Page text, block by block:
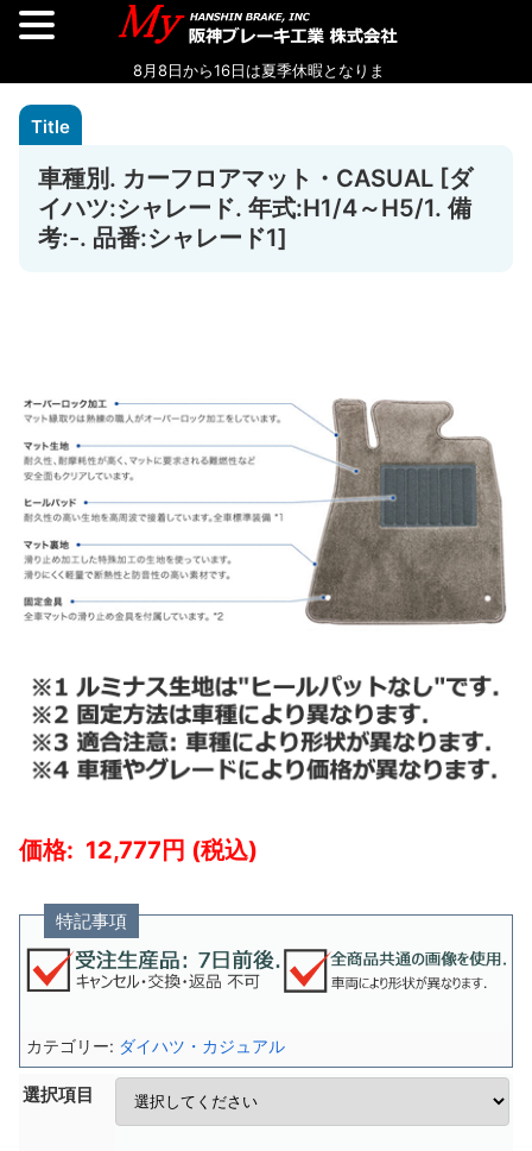
車種別. カーフロアマット・CASUAL [ダ
イハツ:シャレード. 年式:H1/4～H5/1. 備
考:-. 品番:シャレード1]
12,777
特記事項
選択項目
カテゴリー: ダイハツ・カジュアル